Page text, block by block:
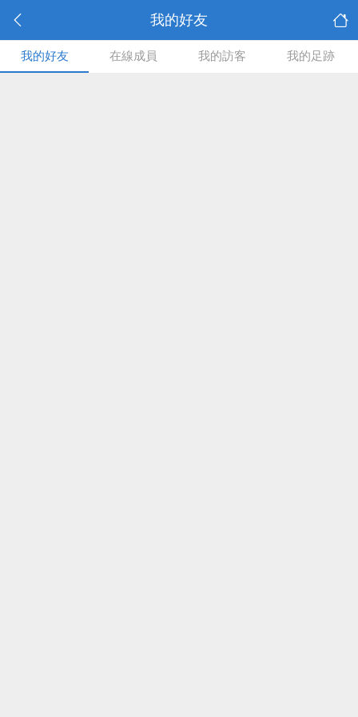
我的好友
我的好友 在線成員 我的訪客 我的足跡